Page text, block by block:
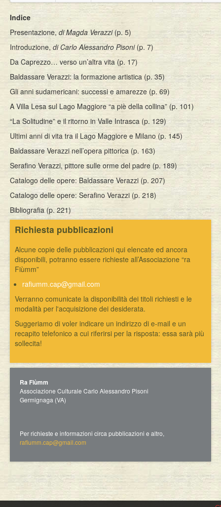
Indice
Presentazione, di Magda Verazzi(p. 5)
Introduzione, di Carlo Alessandro Pisoni(p. 7)
Da Caprezzo… verso un’altra vita (p. 17)
Baldassare Verazzi: la formazione artistica (p. 35)
Gli anni sudamericani: successi e amarezze (p. 69)
A Villa Lesa sul Lago Maggiore “a piè della collina” (p. 101)
“La Solitudine” e il ritorno in Valle Intrasca (p. 129)
Ultimi anni di vita tra il Lago Maggiore e Milano (p. 145)
Baldassare Verazzi nell’opera pittorica (p. 163)
Serafino Verazzi, pittore sulle orme del padre (p. 189)
Catalogo delle opere: Baldassare Verazzi (p. 207)
Catalogo delle opere: Serafino Verazzi (p. 218)
Bibliografia (p. 221)
Richiesta pubblicazioni
Alcune copie delle pubblicazioni qui elencate ed ancora
disponibili, potranno essere richieste all’Associazione “ra
Fiùmm”
rafiumm.cap@gmail.com
Verranno comunicate la disponibilità dei titoli richiesti e le
modalità per l'acquisizione dei desiderata.
Suggeriamo di voler indicare un indirizzo di e-mail e un
recapito telefonico a cui riferirsi per la risposta: essa sarà più
sollecita!
Ra Fiùmm
Associazione Culturale Carlo Alessandro Pisoni
Germignaga (VA)
Per richieste e informazioni circa pubblicazioni e altro,
rafiumm.cap@gmail.com